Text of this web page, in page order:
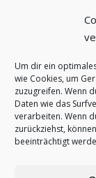
Um dir ein
wie Cookies, um
zuzugreifen. Wenn
Daten wie das
verarbeiten. Wenn
zurückziehst,
beeinträchtigt